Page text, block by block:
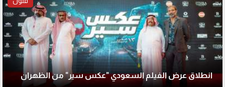
انطلاق عرض الفيلم السعودي "عكس سير" من الظهران